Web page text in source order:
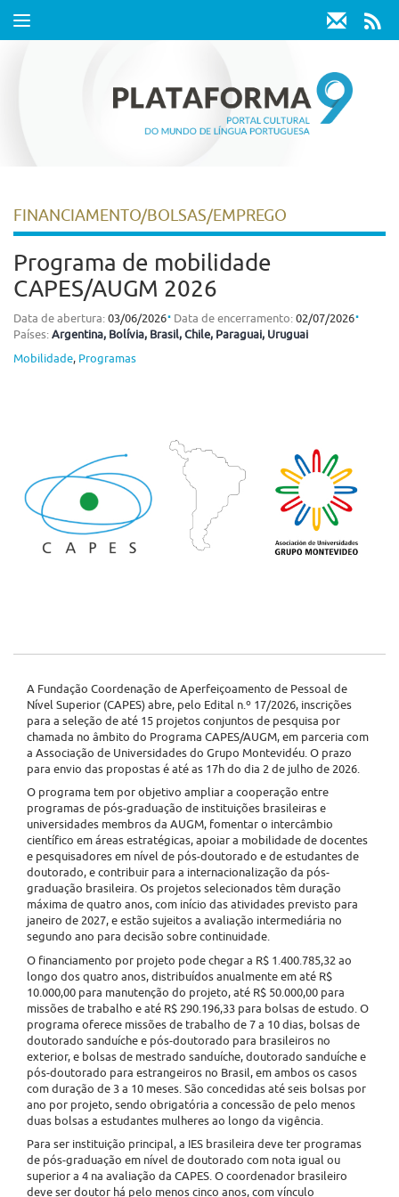
Toggle
FINANCIAMENTO/BOLSAS/EMPREGO
Programa de mobilidade
CAPES/AUGM 2026
Data de abertura: 03/06/2026⋅ Data de encerramento: 02/07/2026⋅
Países: Argentina, Bolívia, Brasil, Chile, Paraguai, Uruguai
Mobilidade, Programas
A Fundação Coordenação de Aperfeiçoamento de Pessoal de
Nível Superior (CAPES) abre, pelo Edital n.º 17/2026, inscrições
para a seleção de até 15 projetos conjuntos de pesquisa por
chamada no âmbito do Programa CAPES/AUGM, em parceria com
a Associação de Universidades do Grupo Montevidéu. O prazo
para envio das propostas é até as 17h do dia 2 de julho de 2026.
O programa tem por objetivo ampliar a cooperação entre
programas de pós-graduação de instituições brasileiras e
universidades membros da AUGM, fomentar o intercâmbio
científico em áreas estratégicas, apoiar a mobilidade de docentes
e pesquisadores em nível de pós-doutorado e de estudantes de
doutorado, e contribuir para a internacionalização da pós-
graduação brasileira. Os projetos selecionados têm duração
máxima de quatro anos, com início das atividades previsto para
janeiro de 2027, e estão sujeitos a avaliação intermediária no
segundo ano para decisão sobre continuidade.
O financiamento por projeto pode chegar a R$ 1.400.785,32 ao
longo dos quatro anos, distribuídos anualmente em até R$
10.000,00 para manutenção do projeto, até R$ 50.000,00 para
missões de trabalho e até R$ 290.196,33 para bolsas de estudo. O
programa oferece missões de trabalho de 7 a 10 dias, bolsas de
doutorado sanduíche e pós-doutorado para brasileiros no
exterior, e bolsas de mestrado sanduíche, doutorado sanduíche e
pós-doutorado para estrangeiros no Brasil, em ambos os casos
com duração de 3 a 10 meses. São concedidas até seis bolsas por
ano por projeto, sendo obrigatória a concessão de pelo menos
duas bolsas a estudantes mulheres ao longo da vigência.
Para ser instituição principal, a IES brasileira deve ter programas
de pós-graduação em nível de doutorado com nota igual ou
superior a 4 na avaliação da CAPES. O coordenador brasileiro
deve ser doutor há pelo menos cinco anos, com vínculo